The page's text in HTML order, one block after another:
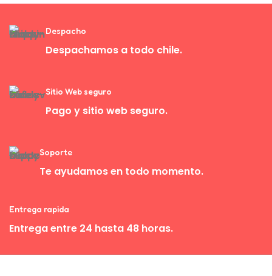
Despacho
Despachamos a todo chile.
Sitio Web seguro
Pago y sitio web seguro.
Soporte
Te ayudamos en todo momento.
Entrega rapida
Entrega entre 24 hasta 48 horas.